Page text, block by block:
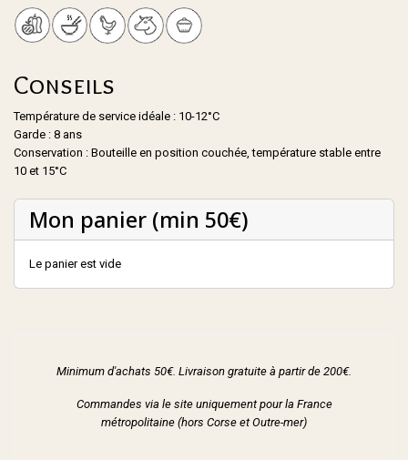
Conseils
Température de service idéale : 10-12°C
Garde : 8 ans
Conservation : Bouteille en position couchée, température stable entre
10 et 15°C
Mon panier (min 50€)
Le panier est vide
Minimum d'achats 50€. Livraison gratuite à partir de 200€.
Commandes via le site uniquement pour la France
métropolitaine (hors Corse et Outre-mer)